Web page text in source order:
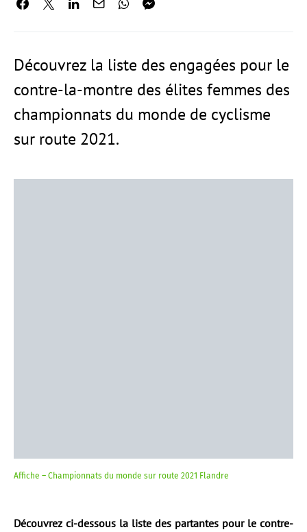
Découvrez la liste des engagées pour le
contre-la-montre des élites femmes des
championnats du monde de cyclisme
sur route 2021.
Affiche – Championnats du monde sur route 2021 Flandre
Découvrez ci-dessous la liste des partantes pour le contre-